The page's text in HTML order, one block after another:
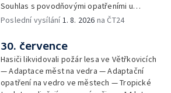
Souhlas s povodňovými opatřeními u
Troubek — Opravy Rudné omezí dopravu —
počasí na následující dny — Vedra táhnou na
chladnější místa — Hasiči lokalizovali požár
lesa na Opavsku — Požáry zemědělské
techniky na Olomoucku — Dva roky od
požáru škol v Českém Těšíně — Výstava
Poslední vysílání1. 8. 2026 na ČT24
30. července
Hasiči likvidovali požár lesa ve Větřkovicích
— Adaptace měst na vedra — Adaptační
opatření na vedro ve městech — Tropické